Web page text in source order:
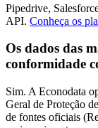
Pipedrive,
API. Conheça os
Os dados das
conformidade
Sim. A Econodata
Geral de Proteção
de fontes oficiais